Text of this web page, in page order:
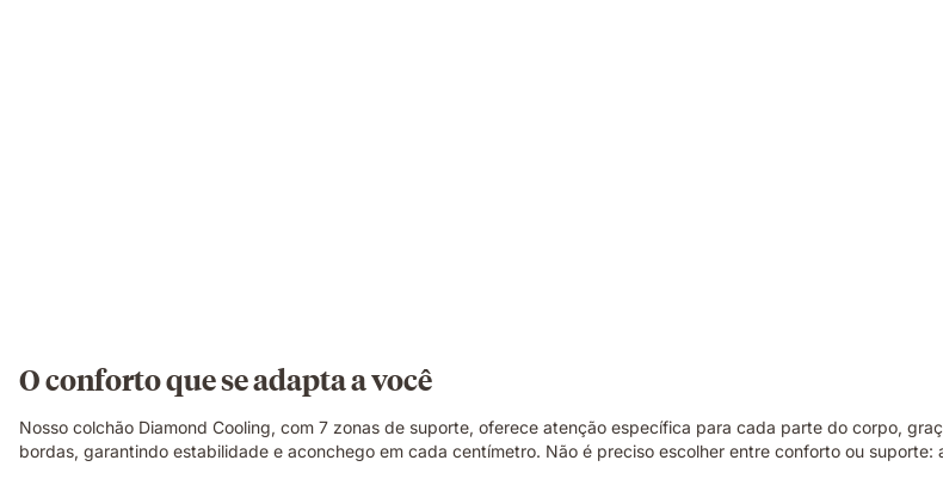
O conforto que se adapta a você
Nosso colchão Diamond Cooling, com 7 zonas de suporte, oferece atenção específica para cada parte do corpo,
bordas, garantindo estabilidade e aconchego em cada centímetro. Não é preciso escolher entre conforto ou